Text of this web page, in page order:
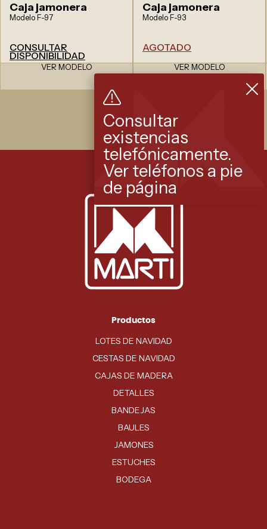
Caja jamonera
Modelo F-97
CONSULTAR
DISPONIBILIDAD
VER MODELO
Caja jamonera
Modelo F-93
AGOTADO
VER MODELO
Productos
LOTES DE NAVIDAD
CESTAS DE NAVIDAD
CAJAS DE MADERA
DETALLES
BANDEJAS
BAULES
JAMONES
ESTUCHES
BODEGA
Consultar
existencias
telefónicamente.
Ver teléfonos a pie
de página